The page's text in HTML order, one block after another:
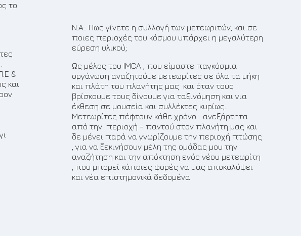
&
και
το
Ως μέλος του IMCA , που είμαστε παγκόσμια
οργάνωση αναζητούμε μετεωρίτες σε όλα τα μήκη
και πλάτη του πλανήτης μας και όταν τους
βρίσκουμε τους δίνουμε για ταξινόμηση και για
έκθεση σε μουσεία και συλλέκτες κυρίως.
Μετεωρίτες πέφτουν κάθε χρόνο –ανεξάρτητα
από την περιοχή - παντού στον πλανήτη μας και
δε μένει παρά να γνωρίζουμε την περιοχή πτώσης
, για να ξεκινήσουν μέλη της ομάδας μου την
αναζήτηση και την απόκτηση ενός νέου μετεωρίτη
, που μπορεί κάποιες φορές να μας αποκαλύψει
και νέα επιστημονικά δεδομένα.
Ν.Α.: Πως γίνετε η συλλογή των μετεωριτών, και σε
ποιες περιοχές του κόσμου υπάρχει η μεγαλύτερη
εύρεση υλικού;